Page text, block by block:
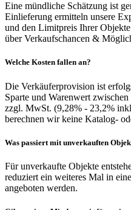
Eine mündliche Schätzung ist
Einlieferung ermitteln unsere
und den Limitpreis Ihrer
über Verkaufschancen &
Welche Kosten fallen an?
Die Verkäuferprovision ist
Sparte und Warenwert
zzgl. MwSt. (9,28% - 23,2%
berechnen wir keine Katalog-
Was passiert mit unverkauften
Für unverkaufte Objekte
reduziert ein weiteres Mal in
angeboten werden.